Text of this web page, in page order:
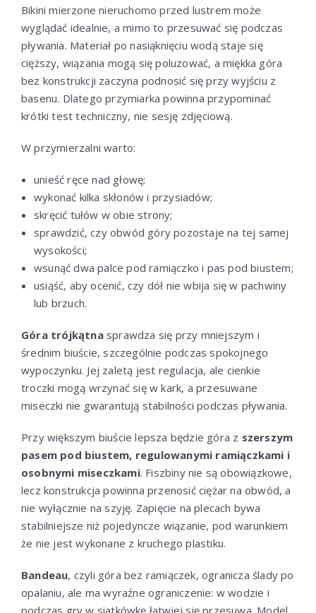
Bikini mierzone nieruchomo przed lustrem może
wyglądać idealnie, a mimo to przesuwać się podczas
pływania. Materiał po nasiąknięciu wodą staje się
cięższy, wiązania mogą się poluzować, a miękka góra
bez konstrukcji zaczyna podnosić się przy wyjściu z
basenu. Dlatego przymiarka powinna przypominać
krótki test techniczny, nie sesję zdjęciową.
W przymierzalni warto:
unieść ręce nad głowę;
wykonać kilka skłonów i przysiadów;
skręcić tułów w obie strony;
sprawdzić, czy obwód góry pozostaje na tej samej
wysokości;
wsunąć dwa palce pod ramiączko i pas pod biustem;
usiąść, aby ocenić, czy dół nie wbija się w pachwiny
lub brzuch.
Góra trójkątnasprawdza się przy mniejszym i
średnim biuście, szczególnie podczas spokojnego
wypoczynku. Jej zaletą jest regulacja, ale cienkie
troczki mogą wrzynać się w kark, a przesuwane
miseczki nie gwarantują stabilności podczas pływania.
Przy większym biuście lepsza będzie góra z szerszym
pasem pod biustem, regulowanymi ramiączkami i
osobnymi miseczkami. Fiszbiny nie są obowiązkowe,
lecz konstrukcja powinna przenosić ciężar na obwód, a
nie wyłącznie na szyję. Zapięcie na plecach bywa
stabilniejsze niż pojedyncze wiązanie, pod warunkiem
że nie jest wykonane z kruchego plastiku.
Bandeau, czyli góra bez ramiączek, ogranicza ślady po
opalaniu, ale ma wyraźne ograniczenie: w wodzie i
podczas gry w siatkówkę łatwiej się przesuwa. Model